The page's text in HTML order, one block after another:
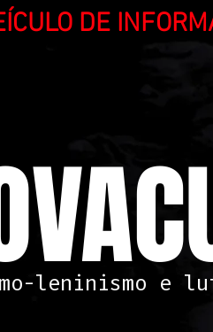
DE
leninismo e